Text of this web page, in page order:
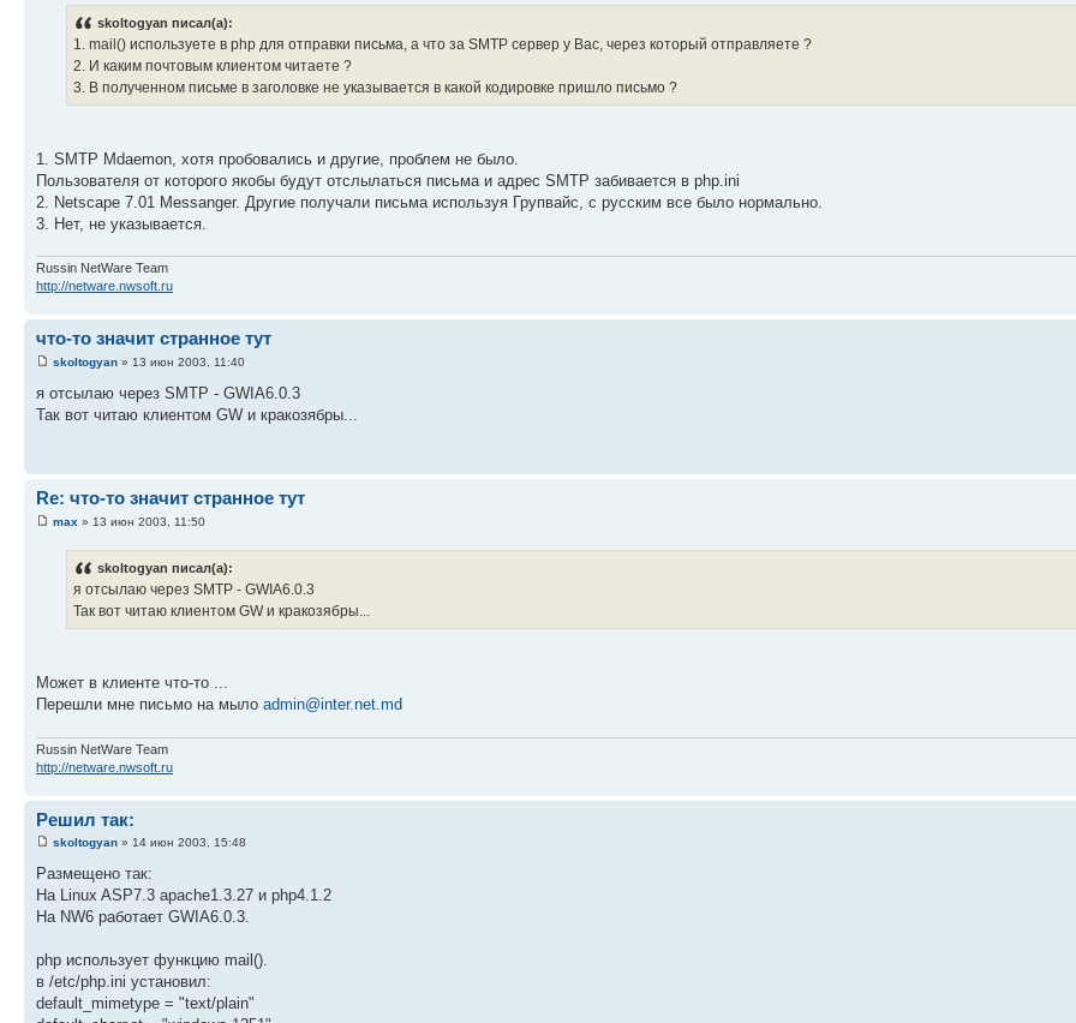
skoltogyan писал(а):
1. mail() используете в php для отправки письма, а что за SMTP сервер у Вас, через который отправляете ?
2. И каким почтовым клиентом читаете ?
3. В полученном письме в заголовке не указывается в какой кодировке пришло письмо ?
1. SMTP Mdaemon, хотя пробовались и другие, проблем не было.
Пользователя от которого якобы будут отслылаться письма и адрес SMTP забивается в php.ini
2. Netscape 7.01 Messanger. Другие получали письма используя Групвайс, с русским все было нормально.
3. Нет, не указывается.
Russin NetWare Team
http://netware.nwsoft.ru
что-то значит странное тут
skoltogyan » 13 июн 2003, 11:40
я отсылаю через SMTP - GWIA6.0.3
Так вот читаю клиентом GW и кракозябры...
Re: что-то значит странное тут
max » 13 июн 2003, 11:50
skoltogyan писал(а):
я отсылаю через SMTP - GWIA6.0.3
Так вот читаю клиентом GW и кракозябры...
Может в клиенте что-то ...
Перешли мне письмо на мыло admin@inter.net.md
Russin NetWare Team
http://netware.nwsoft.ru
Решил так:
skoltogyan » 14 июн 2003, 15:48
Размещено так:
На Linux ASP7.3 apache1.3.27 и php4.1.2
На NW6 работает GWIA6.0.3.
php использует функцию mail().
в /etc/php.ini установил:
default_mimetype = "text/plain"